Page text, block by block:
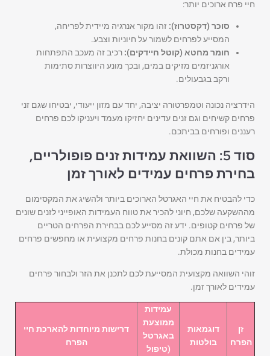
חיי פרח ארוכים יותר:
סוכר (דקסטרוז): זהו מקור אנרגיה מיידית לפריחה,
המסייע לפרחים לשמור על חיוניות וצבע.
חומר מחטא (קוטל חיידקים): רכיב זה מעכב התפתחות
אורגניזמים מזיקים במים, ובכך מונע היווצרות סתימות
ורקב בגבעולים.
הידרציה נכונה וטמפרטורה יציבה, יחד עם מזון ייעודי, יבטיחו שגם זני
פרחים קשיחים וגם זנים עדינים יחזיקו מעמד ויעניקו לכם פרחים
רעננים ופורחים בביתכם.
סוד 5: השוואת עמידות זנים פופולריים,
בחירת פרחים עמידים לאורך זמן
כדי להבטיח את חיי האגרטל הארוכים ביותר ולהשיג את המקסימום
מההשקעה שלכם, חיוני להכיר את טווח העמידות האופייני לזנים שונים
של פרחים קטופים. ידע זה מסייע לכם בבחירת הפרחים הטריים
ביותר, בין אם אתם קונים בחנות פרחים מקצועית או מחפשים פרחים
עמידים בחנות מכולת.
זוהי השוואה מקצועית המסייעת לכם לתכנן את הזר ולבחור פרחים
עמידים לאורך זמן.
זן
הפרח
דוגמאות
בולטות
עמידות
ממוצעת
באגרטל
(טיפול
דרישות מיוחדות להארכת חיי
הפרח